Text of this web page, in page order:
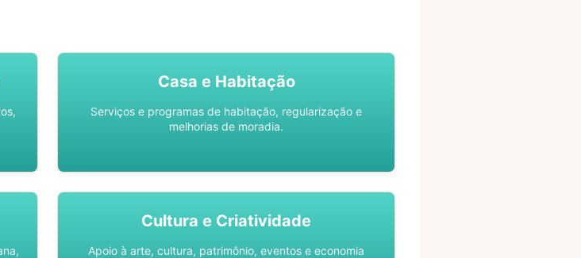
Casa e Habitação
Serviços e programas de habitação, regularização e
melhorias de moradia.
Cultura e Criatividade
Apoio à arte, cultura, patrimônio, eventos e economia